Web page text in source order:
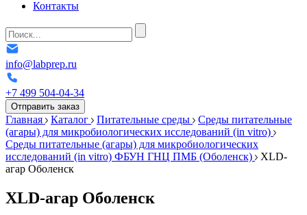
Контакты
info@labprep.ru
+7 499 504-04-34
Отправить заказ
Главная Каталог Питательные среды
Среды питательные
(агары) для микробиологических исследований (in vitro)
Среды питательные (агары) для микробиологических
исследований (in vitro) ФБУН ГНЦ ПМБ (Оболенск)
XLD-
агар Оболенск
XLD-агар Оболенск